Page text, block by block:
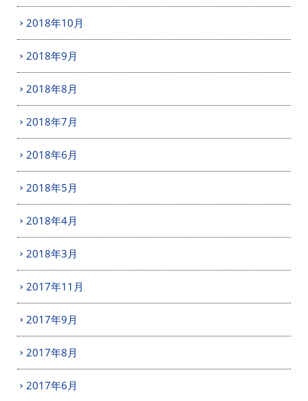
2018年10月
2018年9月
2018年8月
2018年7月
2018年6月
2018年5月
2018年4月
2018年3月
2017年11月
2017年9月
2017年8月
2017年6月